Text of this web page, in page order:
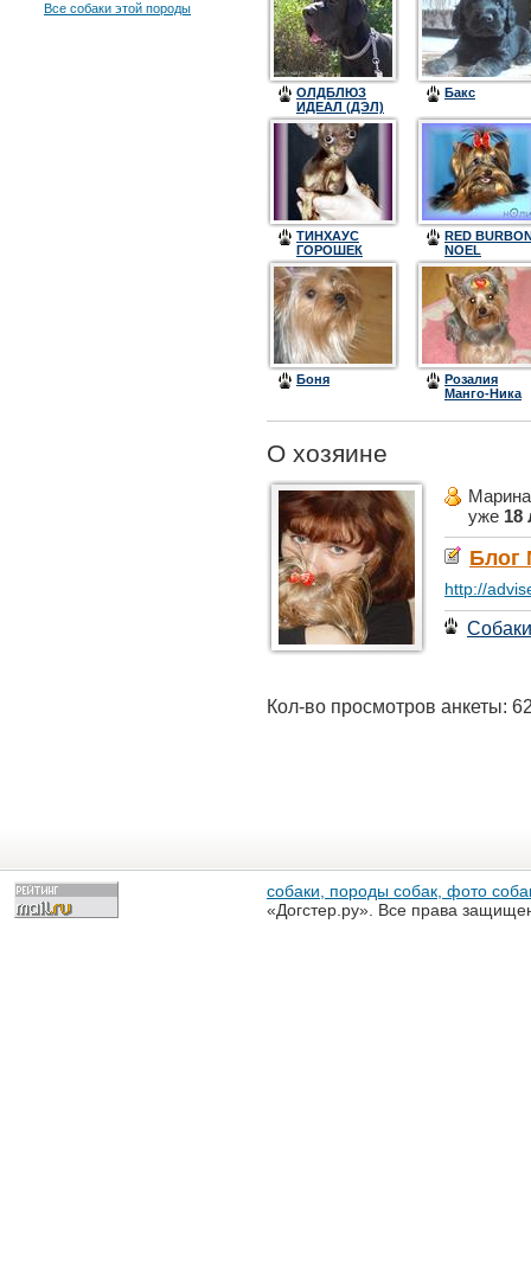
Все собаки этой породы
ОЛДБЛЮЗ
ИДЕАЛ (ДЭЛ)
Бакс
ТИНХАУС
ГОРОШЕК
(ГОРОХ)
RED
NOEL
CONCORDE
(НОЛИК)
Боня
Розалия
Манго-Ника
О хозяине
уже 18
Блог
http://
Собаки
Кол-во просмотров анкеты:
собаки, породы собак, фото
«Догстер.ру». Все права